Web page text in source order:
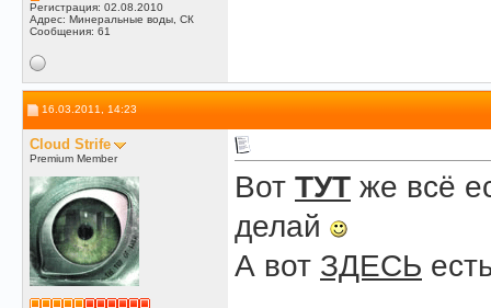
Регистрация: 02.08.2010
Адрес: Минеральные воды, СК
Сообщения: 61
16.03.2011, 14:23
Cloud Strife
Premium Member
Вот ТУТ же всё
делай
А вот ЗДЕСЬ